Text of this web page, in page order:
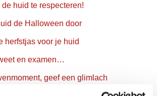
huid te respecteren!
de Halloween door
herfstjas voor je huid
en examen…
geef een glimlach